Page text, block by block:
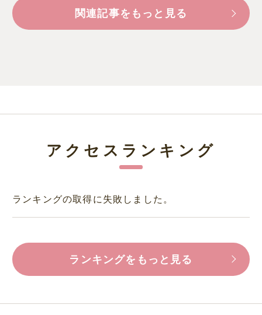
関連記事をもっと見る
アクセスランキング
ランキングの取得に失敗しました。
ランキングをもっと見る